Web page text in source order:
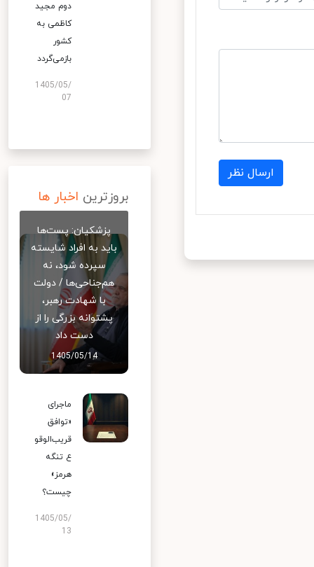
ارسال نظر
دوم مجید
کاظمی به
کشور
بازمی‌گردد
1405/05/
07
بروزترین اخبار ها
پزشکیان: پست‌ها
باید به افراد شایسته
سپرده شود، نه
هم‌جناحی‌ها / دولت
با شهادت رهبر،
پشتوانه بزرگی را از
دست داد
1405/05/14
ماجرای
«توافق
قریب‌الوقو
ع تنگه
هرمز»
چیست؟
1405/05/
13